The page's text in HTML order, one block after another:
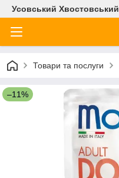
Усовський Хвостовський
Товари та послуги
–11%